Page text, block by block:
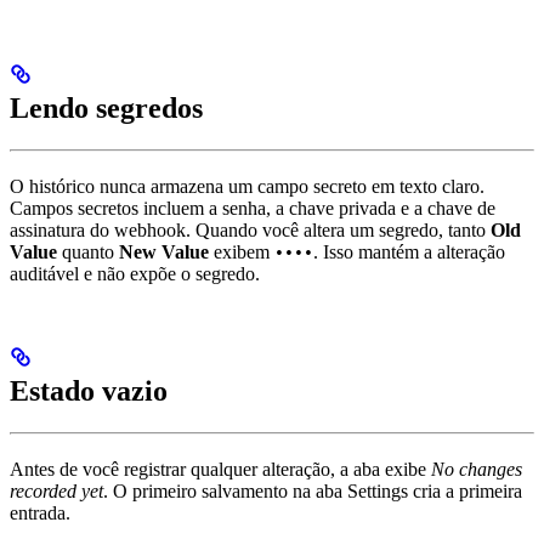
Lendo segredos
O histórico nunca armazena um campo secreto em texto claro.
Campos secretos incluem a senha, a chave privada e a chave de
assinatura do webhook. Quando você altera um segredo, tanto Old
Value quanto New Value exibem •••• . Isso mantém a alteração
auditável e não expõe o segredo.
Estado vazio
Antes de você registrar qualquer alteração, a aba exibe No changes
recorded yet. O primeiro salvamento na aba Settings cria a primeira
entrada.